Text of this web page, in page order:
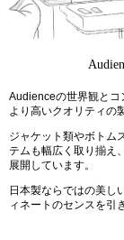
Audienceの世界観とコ
より高いクオリティの
ジャケット類やボトム
テムも幅広く取り揃え
展開しています。
日本製ならではの美し
ィネートのセンスを引